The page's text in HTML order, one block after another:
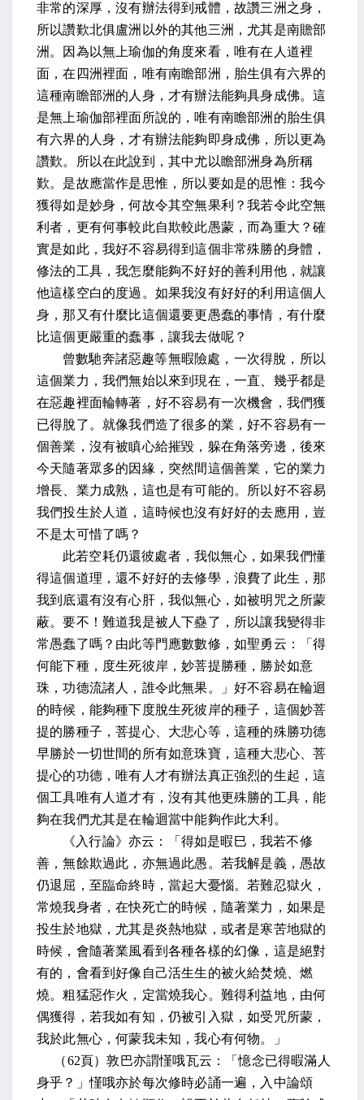
非常的深厚，沒有辦法得到戒體，故讚三洲之身，
所以讚歎北俱盧洲以外的其他三洲，尤其是南贍部
洲。因為以無上瑜伽的角度來看，唯有在人道裡
面，在四洲裡面，唯有南瞻部洲，胎生俱有六界的
這種南瞻部洲的人身，才有辦法能夠具身成佛。這
是無上瑜伽部裡面所說的，唯有南瞻部洲的胎生俱
有六界的人身，才有辦法能夠即身成佛，所以更為
讚歎。所以在此說到，其中尤以瞻部洲身為所稱
歎。是故應當作是思惟，所以要如是的思惟：我今
獲得如是妙身，何故令其空無果利？我若令此空無
利者，更有何事較此自欺較此愚蒙，而為重大？確
實是如此，我好不容易得到這個非常殊勝的身體，
修法的工具，我怎麼能夠不好好的善利用他，就讓
他這樣空白的度過。如果我沒有好好的利用這個人
身，那又有什麼比這個還要更愚蠢的事情，有什麼
比這個更嚴重的蠢事，讓我去做呢？
曾數馳奔諸惡趣等無暇險處，一次得脫，所以
這個業力，我們無始以來到現在，一直、幾乎都是
在惡趣裡面輪轉著，好不容易有一次機會，我們獲
已得脫了。就像我們造了很多的業，好不容易有一
個善業，沒有被瞋心給摧毀，躲在角落旁邊，後來
今天隨著眾多的因緣，突然間這個善業，它的業力
增長、業力成熟，這也是有可能的。所以好不容易
我們投生於人道，這時候也沒有好好的去應用，豈
不是太可惜了嗎？
此若空耗仍還彼處者，我似無心，如果我們懂
得這個道理，還不好好的去修學，浪費了此生，那
我到底還有沒有心肝，我似無心，如被明咒之所蒙
蔽。要不！難道我是被人下蠱了，所以讓我變得非
常愚蠢了嗎？由此等門應數數修，如聖勇云：「得
何能下種，度生死彼岸，妙菩提勝種，勝於如意
珠，功德流諸人，誰令此無果。」好不容易在輪迴
的時候，能夠種下度脫生死彼岸的種子，這個妙菩
提的勝種子，菩提心、大悲心等，這種的殊勝功德
早勝於一切世間的所有如意珠寶，這種大悲心、菩
提心的功德，唯有人才有辦法真正強烈的生起，這
個工具唯有人道才有，沒有其他更殊勝的工具，能
夠在我們尤其是在輪迴當中能夠作此大利。
《入行論》亦云：「得如是暇巳，我若不修
善，無餘欺過此，亦無過此愚。若我解是義，愚故
仍退屈，至臨命終時，當起大憂惱。若難忍獄火，
常燒我身者，在快死亡的時候，隨著業力，如果是
投生於地獄，尤其是炎熱地獄，或者是寒苦地獄的
時候，會隨著業風看到各種各樣的幻像，這是絕對
有的，會看到好像自己活生生的被火給焚燒、燃
燒。粗猛惡作火，定當燒我心。難得利益地，由何
偶獲得，若我如有知，仍被引入獄，如受咒所蒙，
我於此無心，何蒙我未知，我心有何物。」
（62頁）敦巴亦謂慬哦瓦云：「憶念已得暇滿人
身乎？」慬哦亦於每次修時必誦一遍，入中論頌